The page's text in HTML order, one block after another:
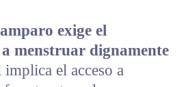
exige el
menstruar dignamente
implica el acceso a